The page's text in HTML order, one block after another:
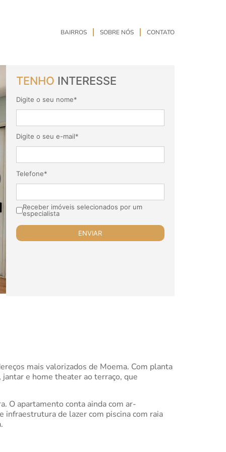
BAIRROS SOBRE NÓS CONTATO
TENHO INTERESSE
Digite o seu nome*
Digite o seu e-mail*
Telefone*
Receber imóveis selecionados por um
especialista
mais valorizados de Moema. Com planta
e home theater ao terraço, que
O apartamento conta ainda com ar-
infraestrutura de lazer com piscina com raia